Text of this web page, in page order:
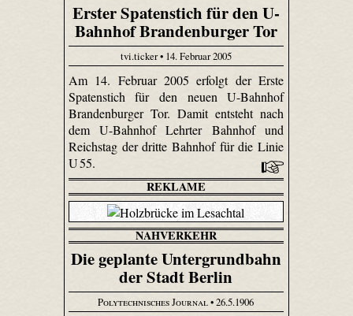
Erster Spatenstich für den U-
Bahnhof Brandenburger Tor
tvi.ticker • 14. Februar 2005
Am 14. Februar 2005 erfolgt der Erste
Spatenstich für den neuen U-Bahnhof
Brandenburger Tor. Damit entsteht nach
dem U-Bahnhof Lehrter Bahnhof und
Reichstag der dritte Bahnhof für die Linie
U 55.
REKLAME
NAHVERKEHR
Die geplante Untergrundbahn
der Stadt Berlin
Polytechnisches Journal• 26.5.1906